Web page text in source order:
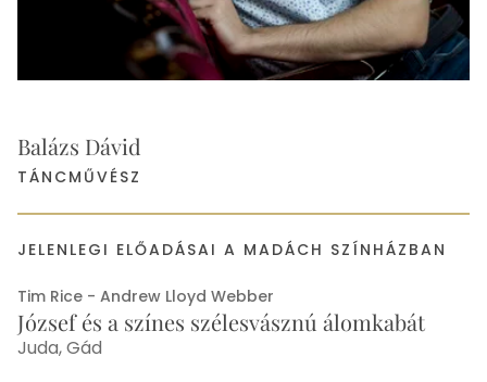
Balázs Dávid
TÁNCMŰVÉSZ
JELENLEGI ELŐADÁSAI A MADÁCH SZÍNHÁZBAN
Tim Rice - Andrew Lloyd Webber
József és a színes szélesvásznú álomkabát
Juda, Gád